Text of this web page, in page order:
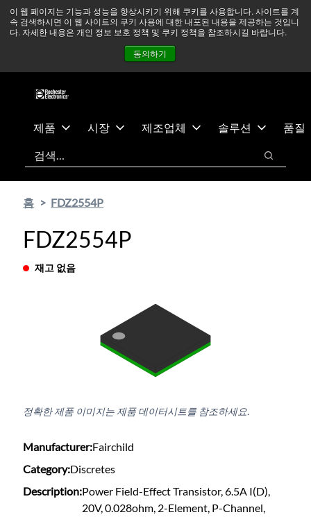
이 웹 페이지는 기능과 성능을 향상시키기 위해 쿠키를 사용합니다. 사이트를 계
속 검색하시면 이 웹 사이트의 쿠키 사용에 대한 내포된 내용을 제공하는 것입니
다. 자세한 내용은 개인 정보 보호 정책 및 쿠키 정책을 참조하시길 바랍니다.
동의하기
츠
건
중동 지역 상황을 지속적으로 주시하고 있으며, 모든 서비스는
정상적으로 운영되고 있습니다. 더 읽어보기 →
뉴스
문의하기
제품 시장 제조업체 솔루션
품질
검색
검색
홈 FDZ2554P
FDZ2554P
재고 없음
정확한 제품 이미지는 제품 데이터시트를 참조하세요.
Manufacturer:Fairchild
Category:Discretes
Description:Power Field-Effect Transistor, 6.5A I(D),
20V, 0.028ohm, 2-Element, P-Channel,